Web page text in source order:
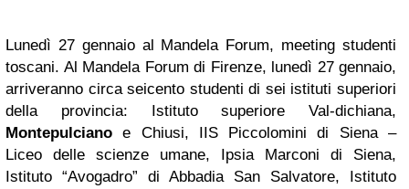
Lunedì 27 gennaio al Mandela Forum, meeting studenti
toscani. Al Mandela Forum di Firenze, lunedì 27 gennaio,
arriveranno circa seicento studenti di sei istituti superiori
della provincia: Istituto superiore Val-dichiana,
Montepulciano e Chiusi, IIS Piccolomini di Siena –
Liceo delle scienze umane, Ipsia Marconi di Siena,
Istituto “Avogadro” di Abbadia San Salvatore, Istituto